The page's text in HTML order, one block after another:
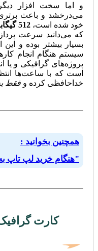
و اما سخت افزار
می‌درخشد و باعث
خود شده است، 512 گیگابایت حافظه SSD
بسیار بیشتر بوده و
پروژه‌های گرافیکی و یا
است که با ساعت‌ها
خداحافظی کرده و فقط
همچنین بخوانید :
"هنگام خرید لپ تاپ